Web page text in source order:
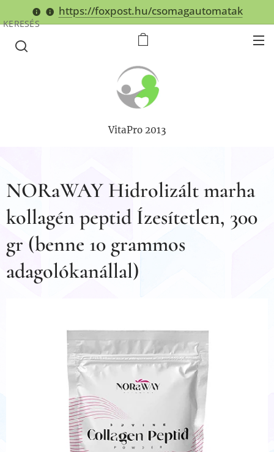
https://foxpost.hu/csomagautomatak
VitaPro 2013
KERESÉS
NORaWAY Hidrolizált marha
kollagén peptid Ízesítetlen, 300
gr (benne 10 grammos
adagolókanállal)